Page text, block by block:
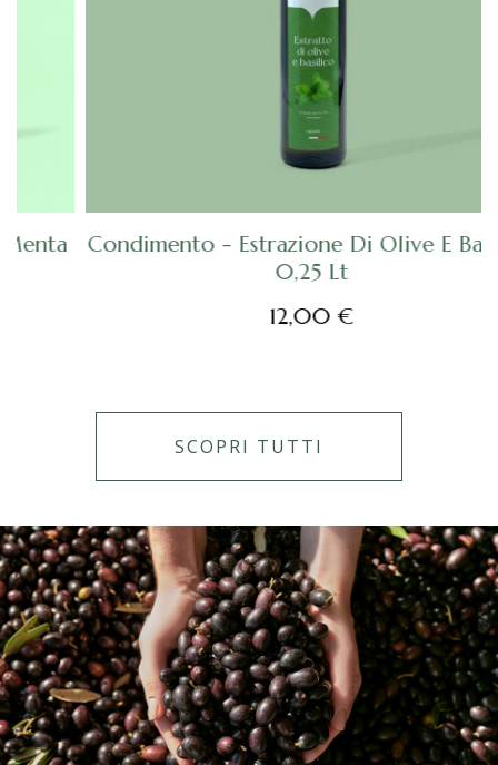
Condimento - Estrazione Di Olive E Basilico
0,25 Lt
12,00 €
SCOPRI TUTTI